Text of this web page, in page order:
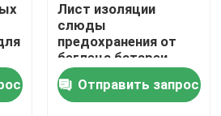
Лист изоляции
слюды
предохранения от
беглеца батареи
высокой
эффективности
термальный
Отправить запрос